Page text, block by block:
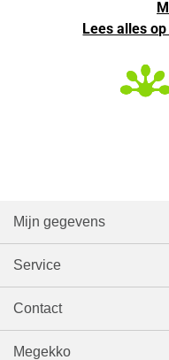
Lees alles
Mijn gegevens
Service
Contact
Megekko